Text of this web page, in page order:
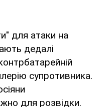
для атаки на
дедалі
супротивника.
для розвідки.